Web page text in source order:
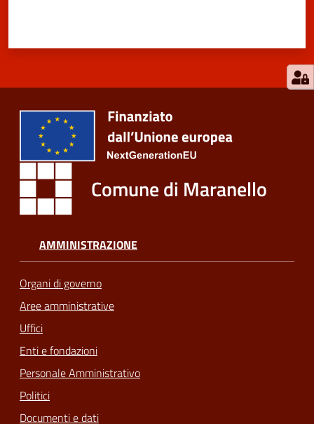
Comune di Maranello
AMMINISTRAZIONE
Organi di governo
Aree amministrative
Uffici
Enti e fondazioni
Personale Amministrativo
Politici
Documenti e dati